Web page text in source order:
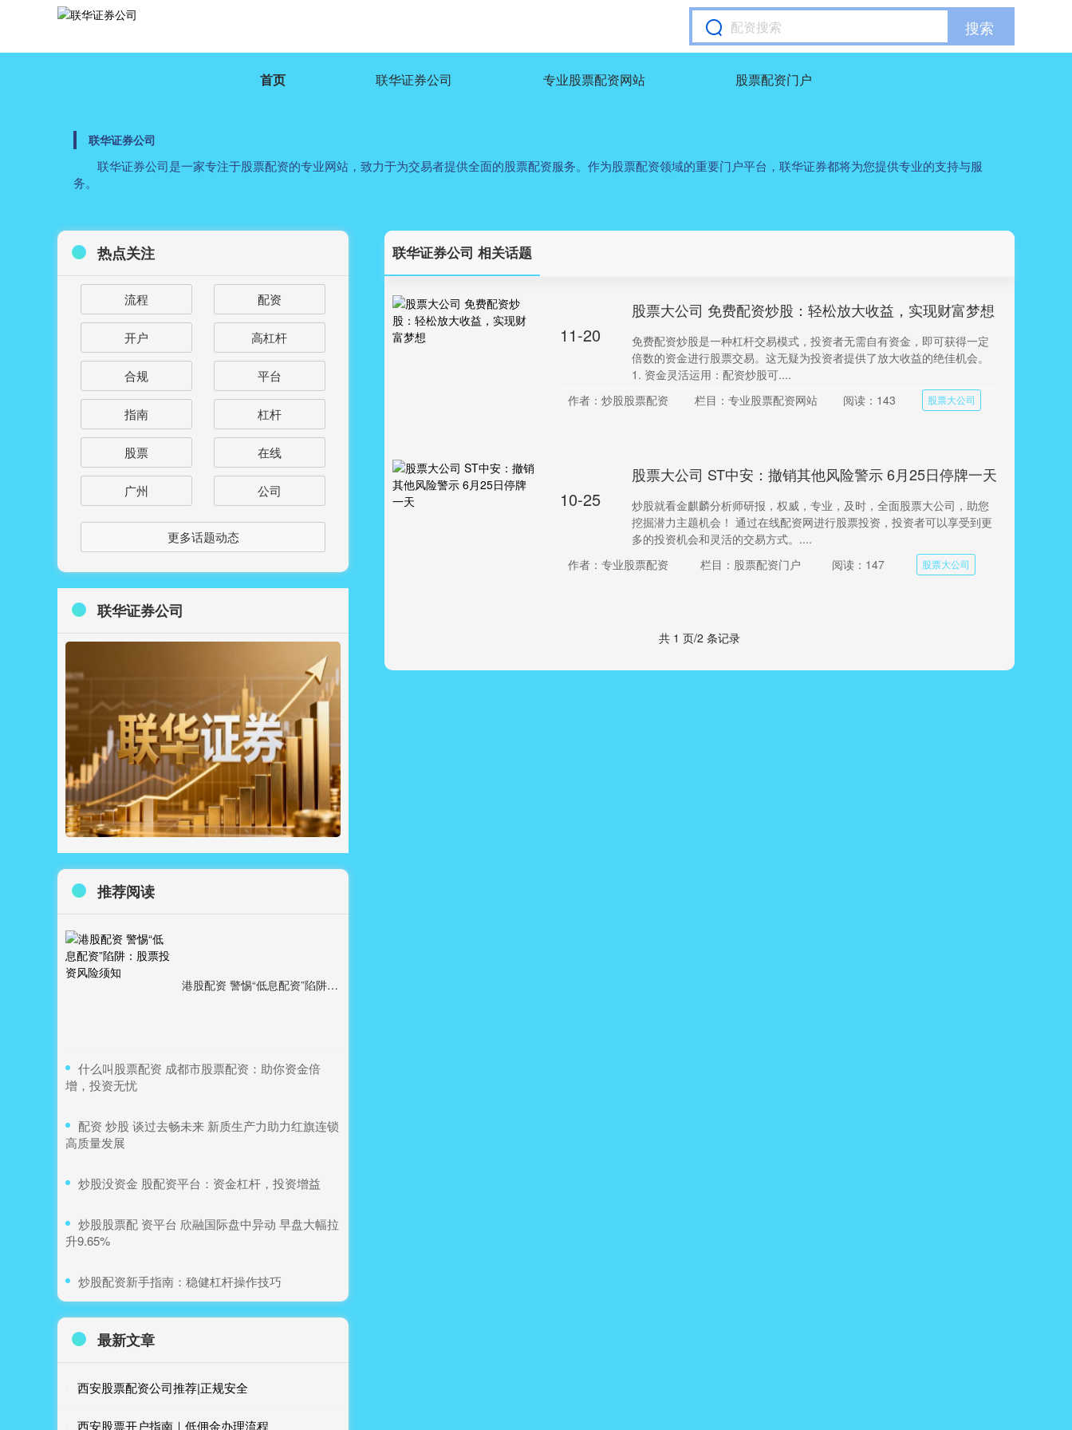
搜索
首页 联华证券公司 专业股票配资网站 股票配资门户
联华证券公司
联华证券公司是一家专注于股票配资的专业网站，致力于为交易者提供全面的股票配资服务。作为股票配资领域的重要门户平台，联华证券都将为您提供专业的支持与服
务。
联华证券公司 相关话题
11-20
股票大公司 免费配资炒股：轻松放大收益，实现财富梦想
免费配资炒股是一种杠杆交易模式，投资者无需自有资金，即可获得一定
倍数的资金进行股票交易。这无疑为投资者提供了放大收益的绝佳机会。
1. 资金灵活运用：配资炒股可....
作者：炒股股票配资
栏目：专业股票配资网站 阅读：143 股票大公司
10-25
股票大公司 ST中安：撤销其他风险警示 6月25日停牌一天
炒股就看金麒麟分析师研报，权威，专业，及时，全面股票大公司，助您
挖掘潜力主题机会！ 通过在线配资网进行股票投资，投资者可以享受到更
多的投资机会和灵活的交易方式。....
作者：专业股票配资
栏目：股票配资门户 阅读：147 股票大公司
共 1 页/2 条记录
热点关注
流程 配资
开户 高杠杆
合规 平台
指南 杠杆
股票 在线
广州 公司
更多话题动态
联华证券公司
推荐阅读
港股配资 警惕“低息配资”陷阱：股票投资风险须知
​什么叫股票配资 成都市股票配资：助你资金倍
增，投资无忧
​配资 炒股 谈过去畅未来 新质生产力助力红旗连锁
高质量发展
​炒股没资金 股配资平台：资金杠杆，投资增益
​炒股股票配 资平台 欣融国际盘中异动 早盘大幅拉
升9.65%
​炒股配资新手指南：稳健杠杆操作技巧
最新文章
西安股票配资公司推荐|正规安全
西安股票开户指南｜低佣金办理流程